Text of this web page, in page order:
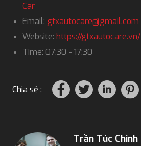
Car
Email: gtxautocare@gmail.com
Website: https://gtxautocare.vn/
Time: 07:30 - 17:30
Chia sẻ :
Trần Túc Chinh